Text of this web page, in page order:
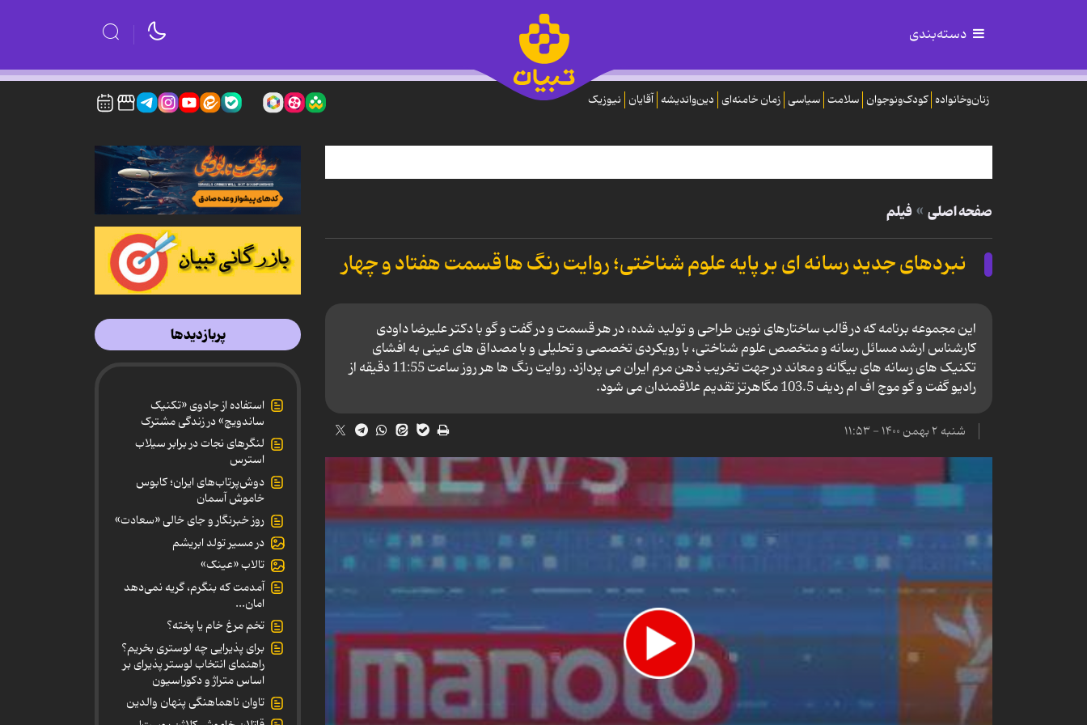
دسته‌بندی
زنان‌وخانواده کودک‌ونوجوان سلامت سیاسی زمان خامنه‌ای دین‌واندیشه آقایان نیوزیک
صفحه اصلی فیلم
نبردهای جدید رسانه ای بر پایه علوم شناختی؛ روایت رنگ ها قسمت هفتاد و چهار
این مجموعه برنامه که در قالب ساختارهای نوین طراحی و تولید شده، در هر قسمت و در گفت و گو با دکتر علیرضا داودی
کارشناس ارشد مسائل رسانه و متخصص علوم شناختی، با رویکردی تخصصی و تحلیلی و با مصداق‌ های عینی به افشای
تکنیک‌ های رسانه‌ های بیگانه و معاند در جهت تخریب ذهن مرم ایران می پردازد. روایت رنگ‌ ها هر روز ساعت 11:55 دقیقه از
رادیو گفت و گو موج اف ام ردیف 103.5 مگاهرتز تقدیم علاقمندان می‌ شود.
شنبه ۲ بهمن ۱۴۰۰ - ۱۱:۵۳
پربازدیدها
استفاده از جادوی «تکنیک
ساندویچ» در زندگی مشترک
لنگرهای نجات در برابر سیلاب
استرس
دوش‌پرتاب‌های ایران؛ کابوس
خاموش آسمان
روز خبرنگار و جای خالی «سعادت»
در مسیر تولد ابریشم
تالاب «عینک»
آمدمت که بنگرم، گریه نمی‌دهد
امان...
تخم مرغ خام یا پخته؟
برای پذیرایی چه لوستری بخریم؟
راهنمای انتخاب لوستر پذیرای بر
اساس متراژ و دکوراسیون
تاوان ناهماهنگی پنهان والدین